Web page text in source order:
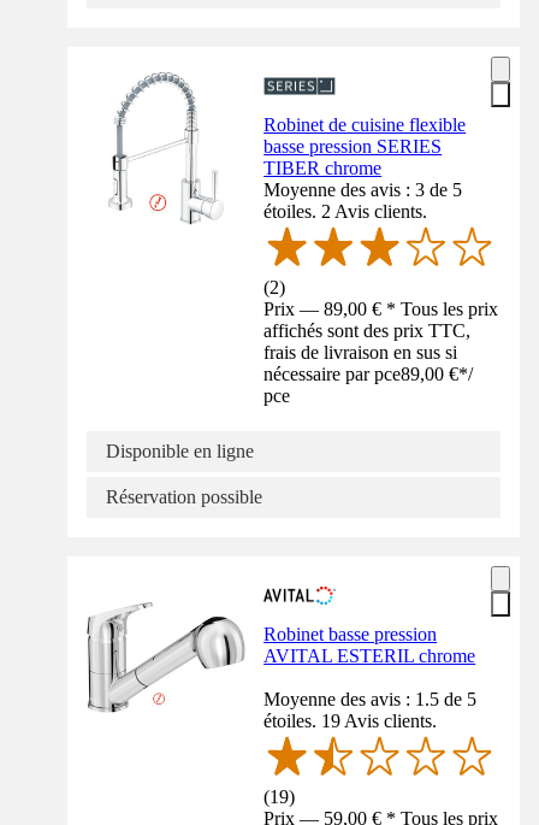
Robinet de cuisine flexible
basse pression SERIES
TIBER chrome
Moyenne des avis : 3 de 5
étoiles. 2 Avis clients.
(2)
Prix — 89,00 € * Tous les prix
affichés sont des prix TTC,
frais de livraison en sus si
nécessaire par pce89,00 €*/
pce
Disponible en ligne
Réservation possible
Robinet basse pression
AVITAL ESTERIL chrome
Moyenne des avis : 1.5 de 5
étoiles. 19 Avis clients.
(19)
Prix — 59,00 € * Tous les prix